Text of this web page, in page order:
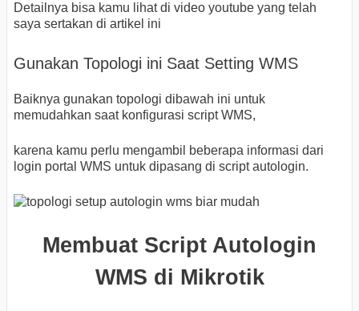
Detailnya bisa kamu lihat di video youtube yang telah
saya sertakan di artikel ini
Gunakan Topologi ini Saat Setting WMS
Baiknya gunakan topologi dibawah ini untuk
memudahkan saat konfigurasi script WMS,
karena kamu perlu mengambil beberapa informasi dari
login portal WMS untuk dipasang di script autologin.
Membuat Script Autologin
WMS di Mikrotik